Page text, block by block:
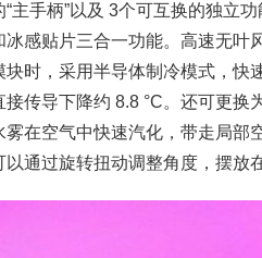
主手柄”以及 3个可互换的独立
冰感贴片三合一功能。高速无叶
块时，采用半导体制冷模式，快
接传导下降约 8.8 °C。还可更
在空气中快速汽化，带走局部
通过旋转扭动调整角度，摆放